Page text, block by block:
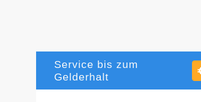
Service bis zum
Gelderhalt